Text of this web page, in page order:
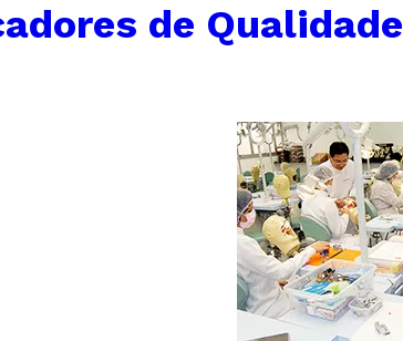
de Qualidade